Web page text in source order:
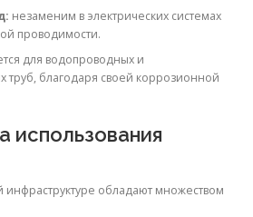
незаменим в электрических системах
проводимости.
для водопроводных и
труб, благодаря своей коррозионной
использования
обладают множеством